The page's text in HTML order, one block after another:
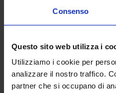
Consenso
Questo sito web utilizza i
Utilizziamo i cookie per
analizzare il nostro traffico.
partner che si occupano di